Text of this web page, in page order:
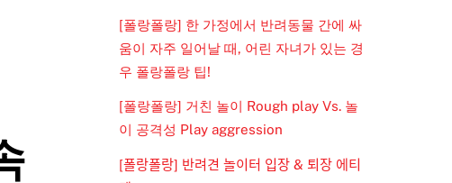
[폴랑폴랑] 한 가정에서 반려동물 간에 싸
움이 자주 일어날 때, 어린 자녀가 있는 경
우 폴랑폴랑 팁!
[폴랑폴랑] 거친 놀이 Rough play Vs. 놀
이 공격성 Play aggression
[폴랑폴랑] 반려견 놀이터 입장 & 퇴장 에티